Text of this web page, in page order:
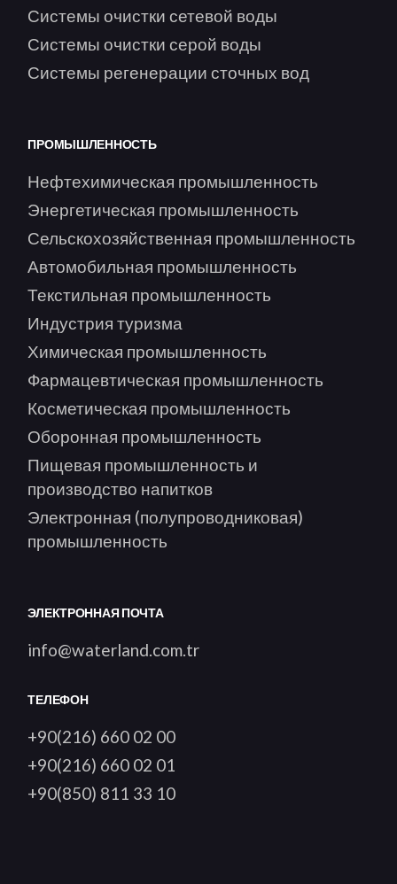
Системы очистки сетевой воды
Системы очистки серой воды
Системы регенерации сточных вод
ПРОМЫШЛЕННОСТЬ
Нефтехимическая промышленность
Энергетическая промышленность
Сельскохозяйственная промышленность
Автомобильная промышленность
Текстильная промышленность
Индустрия туризма
Химическая промышленность
Фармацевтическая промышленность
Косметическая промышленность
Оборонная промышленность
Пищевая промышленность и
производство напитков
Электронная (полупроводниковая)
промышленность
ЭЛЕКТРОННАЯ ПОЧТА
info@waterland.com.tr
ТЕЛЕФОН
+90(216) 660 02 00
+90(216) 660 02 01
+90(850) 811 33 10